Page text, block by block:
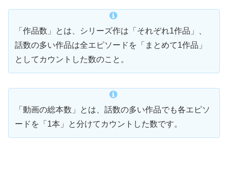
「作品数」とは、シリーズ作は「それぞれ1作品」、
話数の多い作品は全エピソードを「まとめて1作品」
としてカウントした数のこと。
「動画の総本数」とは、話数の多い作品でも各エピソ
ードを「1本」と分けてカウントした数です。